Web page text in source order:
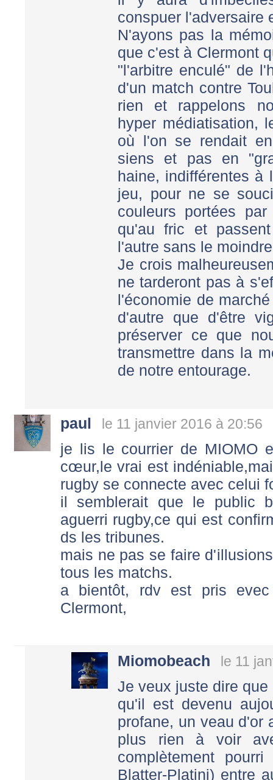
conspuer l'adversaire
N'ayons pas la
que c'est à Clermont
"l'arbitre enculé" de
d'un match contre
rien et rappelons
hyper médiatisation,
où l'on se rendait
siens et pas en
haine, indifférentes à
jeu, pour ne se
couleurs portées
qu'au fric et
l'autre sans le
Je crois
ne tarderont pas à
l'économie de
d'autre que d'être
préserver ce que
transmettre dans la
de notre entourage.
paul le 11 janvier 2016 à 20:56
je lis le courrier de MIOMO
cœur,le vrai est
rugby se connecte avec celui
il semblerait que le public
aguerri rugby,ce qui est
ds les tribunes.
mais ne pas se faire
tous les matchs.
a bientôt, rdv est pris
Clermont,
Miomobeach le 11
Je veux juste dire
qu'il est devenu
profane, un veau d'or
plus rien à voir
complètement
Blatter-Platini) entre